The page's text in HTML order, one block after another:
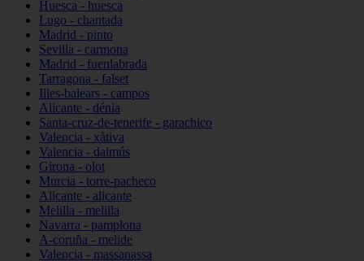
Huesca - huesca
Lugo - chantada
Madrid - pinto
Sevilla - carmona
Madrid - fuenlabrada
Tarragona - falset
Illes-balears - campos
Alicante - dénia
Santa-cruz-de-tenerife - garachico
Valencia - xàtiva
Valencia - daimús
Girona - olot
Murcia - torre-pacheco
Alicante - alicante
Melilla - melilla
Navarra - pamplona
A-coruña - melide
Valencia - massanassa